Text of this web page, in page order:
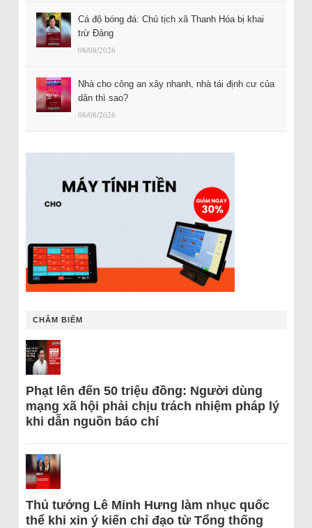
Cá độ bóng đá: Chủ tịch xã Thanh Hóa bị khai
trừ Đảng
08/08/2026
Nhà cho công an xây nhanh, nhà tái định cư của
dân thì sao?
08/08/2026
CHÂM BIẾM
Phạt lên đến 50 triệu đồng: Người dùng
mạng xã hội phải chịu trách nhiệm pháp lý
khi dẫn nguồn báo chí
Thủ tướng Lê Minh Hưng làm nhục quốc
thể khi xin ý kiến chỉ đạo từ Tổng thống